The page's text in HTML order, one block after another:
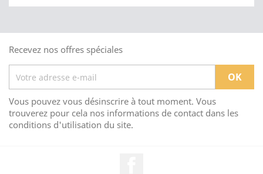
Recevez nos offres spéciales
Vous pouvez vous désinscrire à tout moment. Vous
trouverez pour cela nos informations de contact dans les
conditions d'utilisation du site.